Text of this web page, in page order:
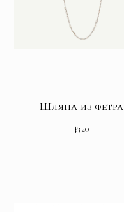
Шляпа из фетра
$320